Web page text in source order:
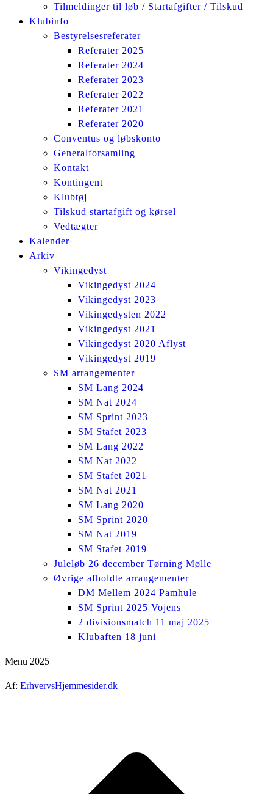
Tilmeldinger til løb / Startafgifter / Tilskud
Klubinfo
Bestyrelsesreferater
Referater 2025
Referater 2024
Referater 2023
Referater 2022
Referater 2021
Referater 2020
Conventus og løbskonto
Generalforsamling
Kontakt
Kontingent
Klubtøj
Tilskud startafgift og kørsel
Vedtægter
Kalender
Arkiv
Vikingedyst
Vikingedyst 2024
Vikingedyst 2023
Vikingedysten 2022
Vikingedyst 2021
Vikingedyst 2020 Aflyst
Vikingedyst 2019
SM arrangementer
SM Lang 2024
SM Nat 2024
SM Sprint 2023
SM Stafet 2023
SM Lang 2022
SM Nat 2022
SM Stafet 2021
SM Nat 2021
SM Lang 2020
SM Sprint 2020
SM Nat 2019
SM Stafet 2019
Juleløb 26 december Tørning Mølle
Øvrige afholdte arrangementer
DM Mellem 2024 Pamhule
SM Sprint 2025 Vojens
2 divisionsmatch 11 maj 2025
Klubaften 18 juni
Menu 2025
Af: ErhvervsHjemmesider.dk